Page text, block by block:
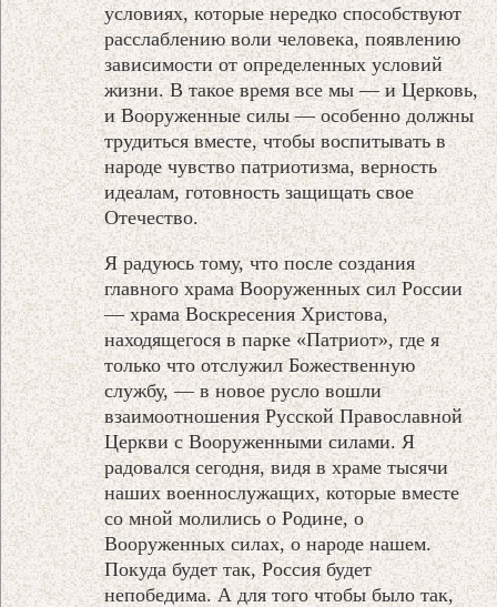
условиях, которые нередко способствуют
расслаблению воли человека, появлению
зависимости от определенных условий
жизни. В такое время все мы — и Церковь,
и Вооруженные силы — особенно должны
трудиться вместе, чтобы воспитывать в
народе чувство патриотизма, верность
идеалам, готовность защищать свое
Отечество.
Я радуюсь тому, что после создания
главного храма Вооруженных сил России
— храма Воскресения Христова,
находящегося в парке «Патриот», где я
только что отслужил Божественную
службу, — в новое русло вошли
взаимоотношения Русской Православной
Церкви с Вооруженными силами. Я
радовался сегодня, видя в храме тысячи
наших военнослужащих, которые вместе
со мной молились о Родине, о
Вооруженных силах, о народе нашем.
Покуда будет так, Россия будет
непобедима. А для того чтобы было так,